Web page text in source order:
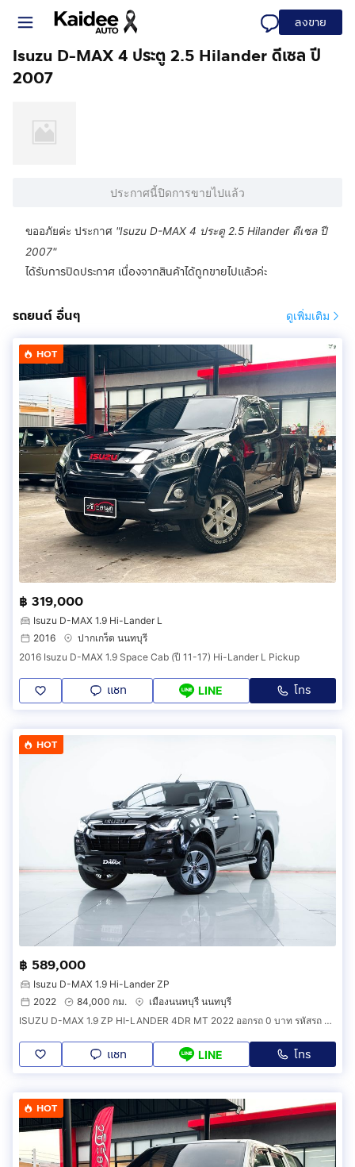
ลงขาย
Isuzu D-MAX 4 ประตู 2.5 Hilander ดีเซล ปี
2007
ประกาศนี้ปิดการขายไปแล้ว
ขออภัยค่ะ ประกาศ "Isuzu D-MAX 4 ประตู 2.5 Hilander ดีเซล ปี
2007"
ได้รับการปิดประกาศ เนื่องจากสินค้าได้ถูกขายไปแล้วค่ะ
รถยนต์ อื่นๆ ดูเพิ่มเติม
HOT
฿ 319,000
Isuzu D-MAX 1.9 Hi-Lander L
2016
ปากเกร็ด นนทบุรี
2016 Isuzu D-MAX 1.9 Space Cab (ปี 11-17) Hi-Lander L Pickup
แชท LINE โทร
HOT
฿ 589,000
Isuzu D-MAX 1.9 Hi-Lander ZP
2022
84,000 กม.
เมืองนนทบุรี นนทบุรี
ISUZU D-MAX 1.9 ZP HI-LANDER 4DR MT 2022 ออกรถ 0 บาท รหัสรถ 2B578
แชท LINE โทร
HOT